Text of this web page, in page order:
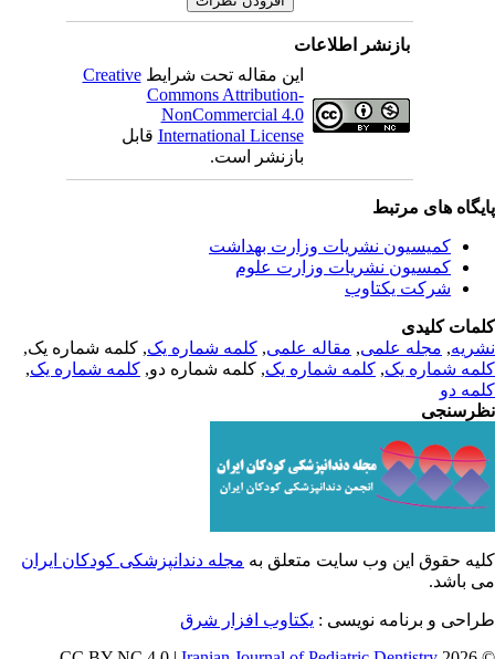
بازنشر اطلاعات
این مقاله تحت شرایطCreative
Commons Attribution-
NonCommercial 4.0
International Licenseقابل
بازنشر است.
های مرتبط
کمیسیون نشریات وزارت بهداشت
کمسیون نشریات وزارت علوم
شرکت یکتاوب
کلیدی
,مجله علمی, مقاله علمی, کلمه شماره یک, کلمه شماره یک,
شماره یک,کلمه شماره یک, کلمه شماره دو,کلمه شماره یک,
دو
حقوق این وب سایت متعلق بهمجله دندانپزشکی کودکان ایران
باشد.
و برنامه نویسی : یکتاوب افزار شرق